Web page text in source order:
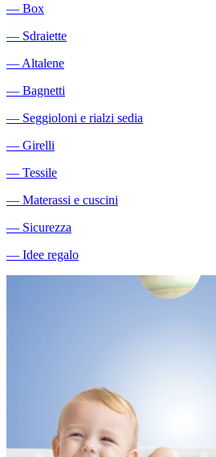
― Box
― Sdraiette
―Altalene
― Bagnetti
― Seggioloni e rialzi sedia
― Girelli
― Tessile
― Materassi e cuscini
― Sicurezza
― Idee regalo